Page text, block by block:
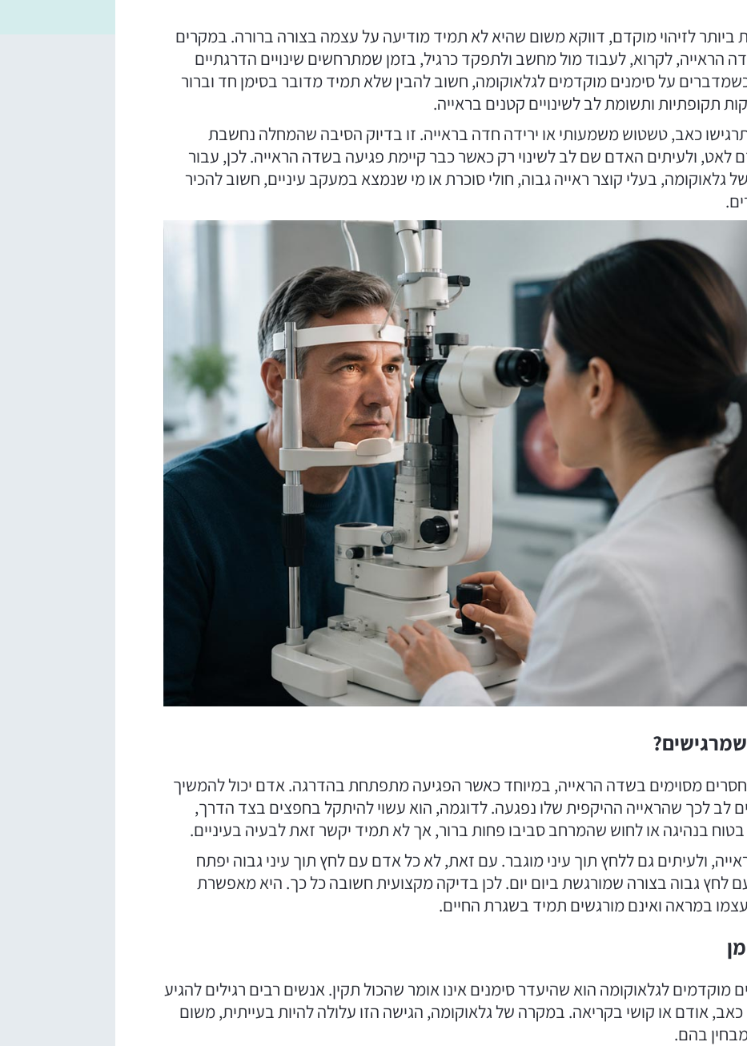
ביותר לזיהוי מוקדם, דווקא משום שהיא לא תמיד מודיעה על עצמה בצורה ברורה. במקרים
הראייה, לקרוא, לעבוד מול מחשב ולתפקד כרגיל, בזמן שמתרחשים שינויים הדרגתיים
על סימנים מוקדמים לגלאוקומה, חשוב להבין שלא תמיד מדובר בסימן חד וברור
תקופתיות ותשומת לב לשינויים קטנים בראייה.
כאב, טשטוש משמעותי או ירידה חדה בראייה. זו בדיוק הסיבה שהמחלה נחשבת
ולעיתים האדם שם לב לשינוי רק כאשר כבר קיימת פגיעה בשדה הראייה. לכן, עבור
משפחתי של גלאוקומה, בעלי קוצר ראייה גבוה, חולי סוכרת או מי שנמצא במעקב עיניים, חשוב להכיר
חסרים מסוימים בשדה הראייה, במיוחד כאשר הפגיעה מתפתחת בהדרגה. אדם יכול להמשיך
לב לכך שהראייה ההיקפית שלו נפגעה. לדוגמה, הוא עשוי להיתקל בחפצים בצד הדרך,
בנהיגה או לחוש שהמרחב סביבו פחות ברור, אך לא תמיד יקשר זאת לבעיה בעיניים.
ולעיתים גם ללחץ תוך עיני מוגבר. עם זאת, לא כל אדם עם לחץ תוך עיני גבוה יפתח
לחץ גבוה בצורה שמורגשת ביום יום. לכן בדיקה מקצועית חשובה כל כך. היא מאפשרת
במראה ואינם מורגשים תמיד בשגרת החיים.
לגלאוקומה הוא שהיעדר סימנים אינו אומר שהכול תקין. אנשים רבים רגילים להגיע
אודם או קושי בקריאה. במקרה של גלאוקומה, הגישה הזו עלולה להיות בעייתית, משום
בהם.